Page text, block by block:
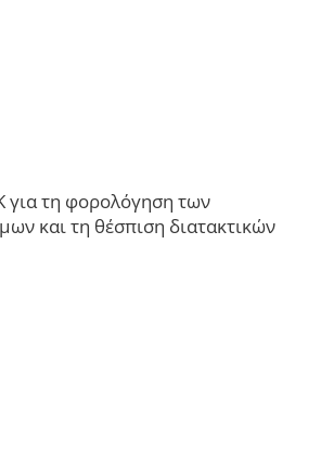
για τη φορολόγηση των
και τη θέσπιση διατακτικών